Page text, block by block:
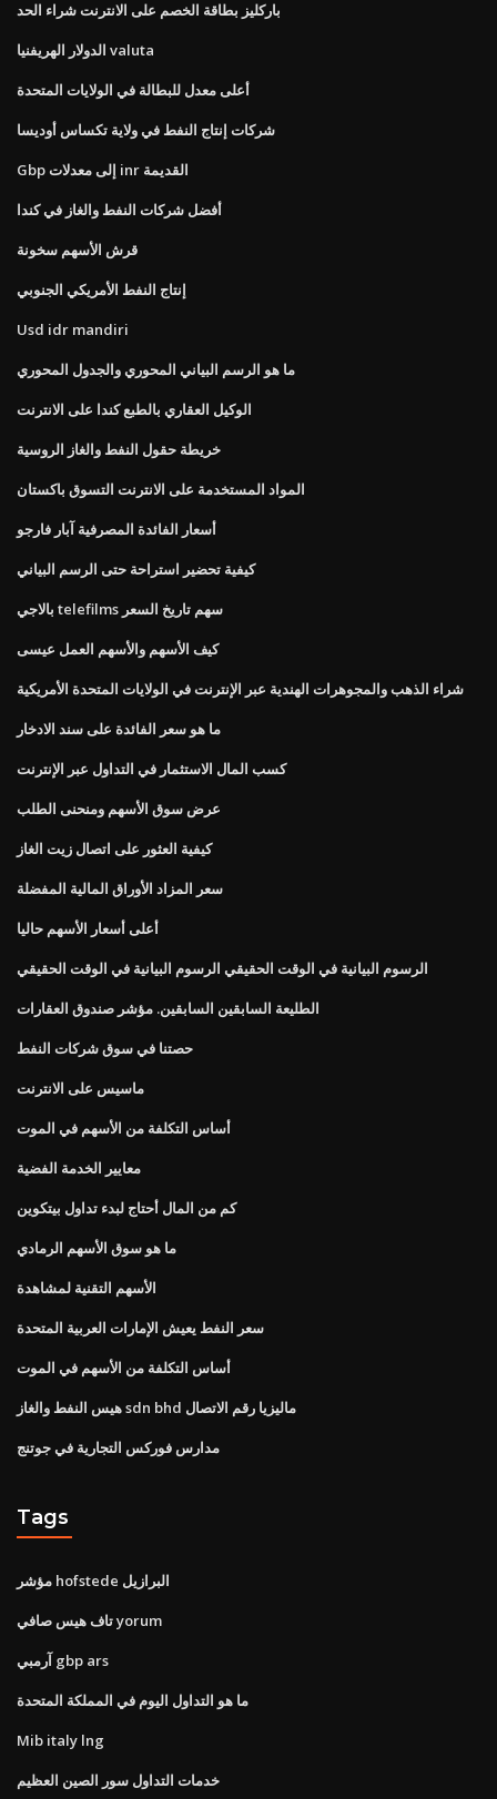
باركليز بطاقة الخصم على الانترنت شراء الحد
الدولار الهريفنيا valuta
أعلى معدل للبطالة في الولايات المتحدة
شركات إنتاج النفط في ولاية تكساس أوديسا
Gbp إلى معدلات inr القديمة
أفضل شركات النفط والغاز في كندا
قرش الأسهم سخونة
إنتاج النفط الأمريكي الجنوبي
Usd idr mandiri
ما هو الرسم البياني المحوري والجدول المحوري
الوكيل العقاري بالطبع كندا على الانترنت
خريطة حقول النفط والغاز الروسية
المواد المستخدمة على الانترنت التسوق باكستان
أسعار الفائدة المصرفية آبار فارجو
كيفية تحضير استراحة حتى الرسم البياني
بالاجي telefilms سهم تاريخ السعر
كيف الأسهم والأسهم العمل عيسى
شراء الذهب والمجوهرات الهندية عبر الإنترنت في الولايات المتحدة الأمريكية
ما هو سعر الفائدة على سند الادخار
كسب المال الاستثمار في التداول عبر الإنترنت
عرض سوق الأسهم ومنحنى الطلب
كيفية العثور على اتصال زيت الغاز
سعر المزاد الأوراق المالية المفضلة
أعلى أسعار الأسهم حاليا
الرسوم البيانية في الوقت الحقيقي الرسوم البيانية في الوقت الحقيقي
الطليعة السابقين السابقين. مؤشر صندوق العقارات
حصتنا في سوق شركات النفط
ماسيس على الانترنت
أساس التكلفة من الأسهم في الموت
معايير الخدمة الفضية
كم من المال أحتاج لبدء تداول بيتكوين
ما هو سوق الأسهم الرمادي
الأسهم التقنية لمشاهدة
سعر النفط يعيش الإمارات العربية المتحدة
أساس التكلفة من الأسهم في الموت
هيس النفط والغاز sdn bhd ماليزيا رقم الاتصال
مدارس فوركس التجارية في جوتنج
Tags
مؤشر hofstede البرازيل
تاف هيس صافي yorum
آرمبي gbp ars
ما هو التداول اليوم في المملكة المتحدة
Mib italy lng
خدمات التداول سور الصين العظيم